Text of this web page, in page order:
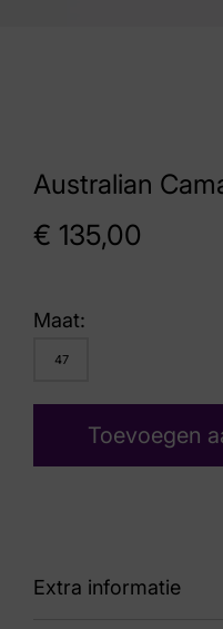
Australian
€ 135,00
Maat:
47
Toevoegen
Extra informatie